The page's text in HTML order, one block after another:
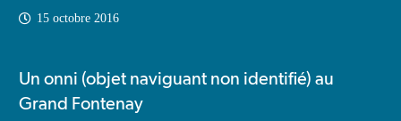
15 octobre 2016
Un onni (objet naviguant non identifié) au
Grand Fontenay